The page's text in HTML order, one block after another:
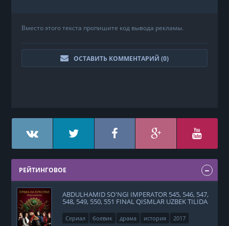
Вместо этого текста пропишите код вывода рекламы.
ОСТАВИТЬ КОММЕНТАРИЙ (0)
РЕЙТИНГОВОЕ
ABDULHAMID SO'NGI IMPERATOR 545, 546, 547,
548, 549, 550, 551 FINAL QISMLAR UZBEK TILIDA
Сериал боевик драма история 2017